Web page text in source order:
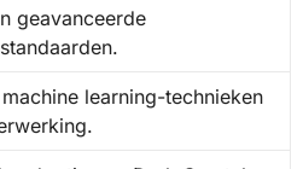
geavanceerde
learning-technieken